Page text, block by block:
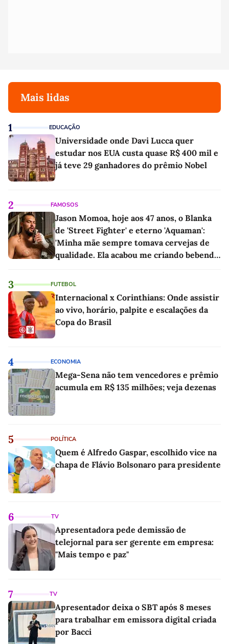
Mais lidas
1 EDUCAÇÃO
Universidade onde Davi Lucca quer
estudar nos EUA custa quase R$ 400 mil e
já teve 29 ganhadores do prêmio Nobel
2 FAMOSOS
Jason Momoa, hoje aos 47 anos, o Blanka
de 'Street Fighter' e eterno 'Aquaman':
'Minha mãe sempre tomava cervejas de
qualidade. Ela acabou me criando bebendo
3 FUTEBOL
Internacional x Corinthians: Onde assistir
ao vivo, horário, palpite e escalações da
Copa do Brasil
4 ECONOMIA
Mega-Sena não tem vencedores e prêmio
acumula em R$ 135 milhões; veja dezenas
5 POLÍTICA
Quem é Alfredo Gaspar, escolhido vice na
chapa de Flávio Bolsonaro para presidente
6 TV
Apresentadora pede demissão de
telejornal para ser gerente em empresa:
"Mais tempo e paz"
7 TV
Apresentador deixa o SBT após 8 meses
para trabalhar em emissora digital criada
por Bacci